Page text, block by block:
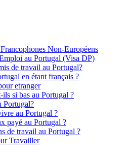
Non-Européens
au Portugal (Visa DP)
de travail au Portugal?
en étant français ?
etranger
ils si bas au Portugal ?
Portugal?
au Portugal ?
payé au Portugal ?
de travail au Portugal ?
Travailler